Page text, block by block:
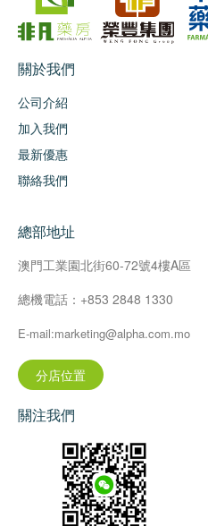
關於我們
公司介紹
加入我們
最新優惠
聯絡我們
總部地址
澳門工業園北街60-72號4樓A區
總機電話：+853 2848 1330
E-mail:marketing@alpha.com.mo
分店位置
關注我們